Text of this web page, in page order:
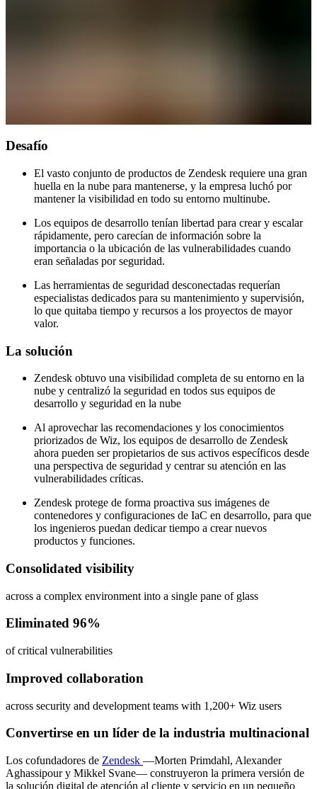
Desafío
El vasto conjunto de productos de Zendesk requiere una gran
huella en la nube para mantenerse, y la empresa luchó por
mantener la visibilidad en todo su entorno multinube.
Los equipos de desarrollo tenían libertad para crear y escalar
rápidamente, pero carecían de información sobre la
importancia o la ubicación de las vulnerabilidades cuando
eran señaladas por seguridad.
Las herramientas de seguridad desconectadas requerían
especialistas dedicados para su mantenimiento y supervisión,
lo que quitaba tiempo y recursos a los proyectos de mayor
valor.
La solución
Zendesk obtuvo una visibilidad completa de su entorno en la
nube y centralizó la seguridad en todos sus equipos de
desarrollo y seguridad en la nube
Al aprovechar las recomendaciones y los conocimientos
priorizados de Wiz, los equipos de desarrollo de Zendesk
ahora pueden ser propietarios de sus activos específicos desde
una perspectiva de seguridad y centrar su atención en las
vulnerabilidades críticas.
Zendesk protege de forma proactiva sus imágenes de
contenedores y configuraciones de IaC en desarrollo, para que
los ingenieros puedan dedicar tiempo a crear nuevos
productos y funciones.
Consolidated visibility
across a complex environment into a single pane of glass
Eliminated 96%
of critical vulnerabilities
Improved collaboration
across security and development teams with 1,200+ Wiz users
Convertirse en un líder de la industria multinacional
Los cofundadores de Zendesk —Morten Primdahl, Alexander
Aghassipour y Mikkel Svane— construyeron la primera versión de
la solución digital de atención al cliente y servicio en un pequeño